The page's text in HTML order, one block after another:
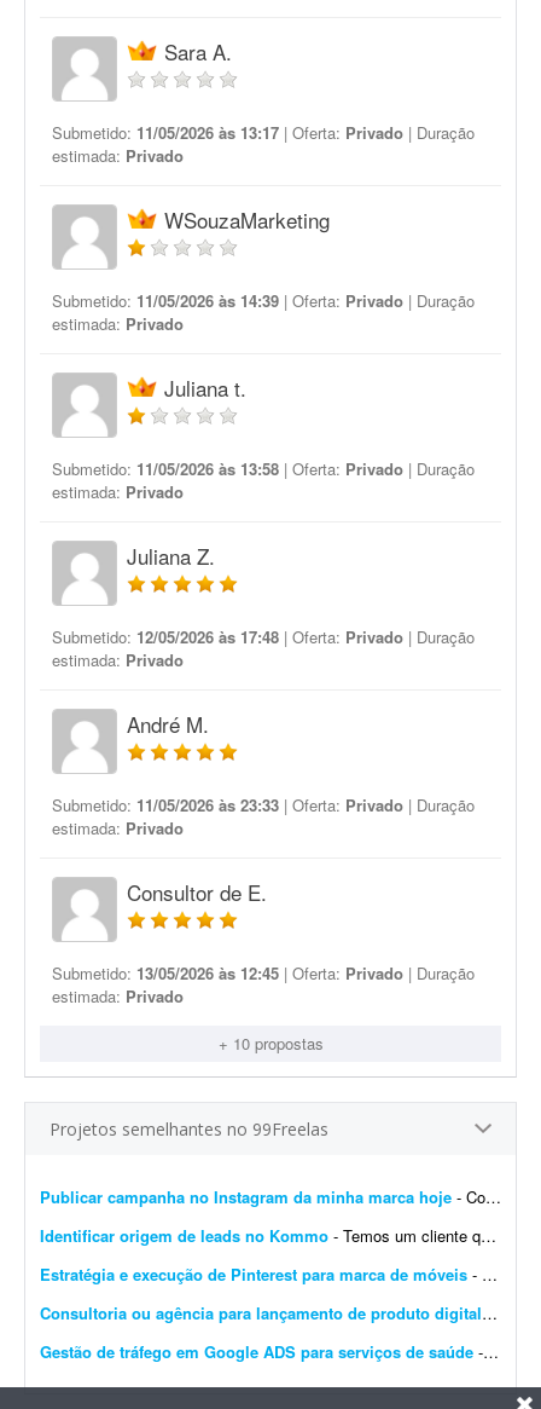
Sara A.
Submetido: 11/05/2026 às 13:17 | Oferta: Privado | Duração
estimada: Privado
WSouzaMarketing
Submetido: 11/05/2026 às 14:39 | Oferta: Privado | Duração
estimada: Privado
Juliana t.
Submetido: 11/05/2026 às 13:58 | Oferta: Privado | Duração
estimada: Privado
Juliana Z.
Submetido: 12/05/2026 às 17:48 | Oferta: Privado | Duração
estimada: Privado
André M.
Submetido: 11/05/2026 às 23:33 | Oferta: Privado | Duração
estimada: Privado
Consultor de E.
Submetido: 13/05/2026 às 12:45 | Oferta: Privado | Duração
estimada: Privado
+ 10 propostas
Projetos semelhantes no 99Freelas
Publicar campanha no Instagram da minha marca hoje - Contratar alguém para subir a campanha no Meta (Instagram) da minha marca ainda hoje. Já temos alguém em mente; este anúncio é apenas uma formalidade.
Identificar origem de leads no Kommo - Temos um cliente que utiliza IA no CRM Kommo para qualificação dos leads e, ao mesmo tempo, para identificar a origem desses leads. Precisamos identificar se os leads vieram do Facebo...
Estratégia e execução de Pinterest para marca de móveis - Preciso de um profissional com olhar atento e repertório refinado em design e arquitetura para repensar e construir a estratégia do Pinterest da minha marca de móveis. O proje...
Consultoria ou agência para lançamento de produto digital
-
Gestão de tráfego em Google ADS para serviços de saúde - Preciso de um freelancer com experiência em tráfego no Google Ads para gerenciar uma campanha local voltada a serviços de saúde. No momento o investimento em créd...